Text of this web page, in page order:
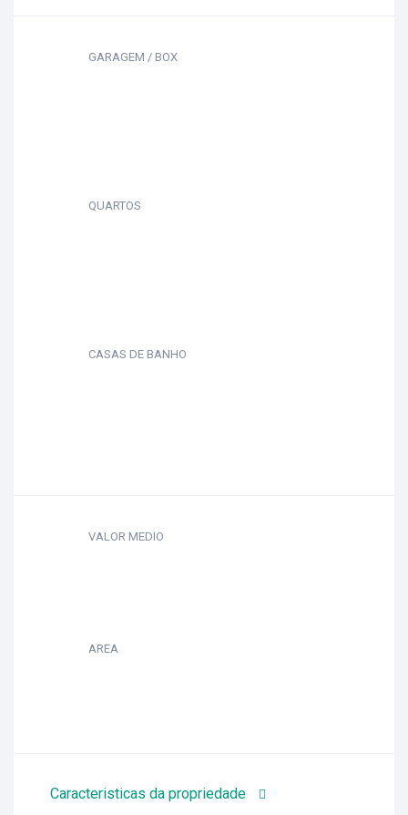
GARAGEM / BOX
QUARTOS
CASAS DE BANHO
VALOR MEDIO
AREA
Caracteristicas da propriedade